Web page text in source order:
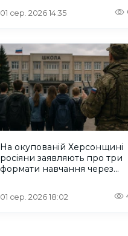
01 сер. 2026 14:35
На окупованій Херсонщині
росіяни заявляють про три
формати навчання через
01 сер. 2026 18:02